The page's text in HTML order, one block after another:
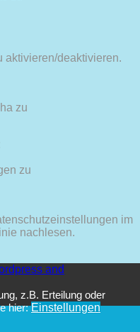
aktivieren/deaktivieren.
zu
zu
im
nachlesen.
z.B. Erteilung oder
hier:Einstellungen